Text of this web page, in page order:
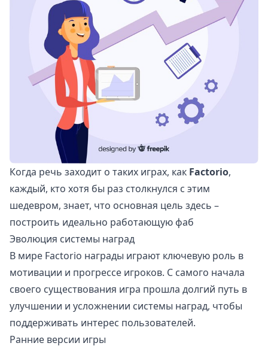
Когда речь заходит о таких играх, как Factorio,
каждый, кто хотя бы раз столкнулся с этим
шедевром, знает, что основная цель здесь –
построить идеально работающую фаб
Эволюция системы наград
В мире Factorio награды играют ключевую роль в
мотивации и прогрессе игроков. С самого начала
своего существования игра прошла долгий путь в
улучшении и усложнении системы наград, чтобы
поддерживать интерес пользователей.
Ранние версии игры